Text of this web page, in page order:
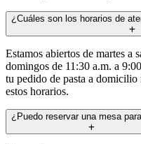
¿Cuáles son los horarios de
Estamos abiertos de martes a
domingos de 11:30 a.m. a
tu pedido de pasta a
estos horarios.
¿Puedo reservar una mesa